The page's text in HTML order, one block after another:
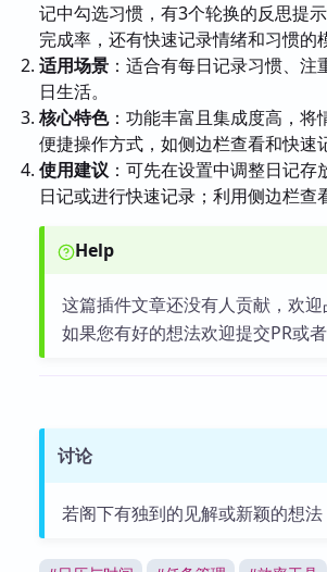
记中勾选习惯，有3个轮换的反思提
完成率，还有快速记录情绪和习惯的
适用场景 ：适合有每日记录习惯、
日生活。
核心特色：功能丰富且集成度高，将
便捷操作方式，如侧边栏查看和快速
使用建议 ：可先在设置中调整日记
日记或进行快速记录；利用侧边栏查
Help
这篇插件文章还没有人贡献，欢迎
如果您有好的想法欢迎提交PR或者
讨论
若阁下有独到的见解或新颖的想